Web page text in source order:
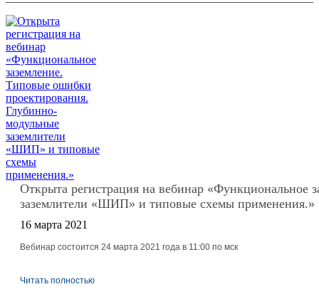
Открыта регистрация на вебинар
заземлители «ШИП» и типовые схемы применения.»
16 марта 2021
Вебинар состоится 24 марта 2021 года в 11:00 по мск
Читать полностью